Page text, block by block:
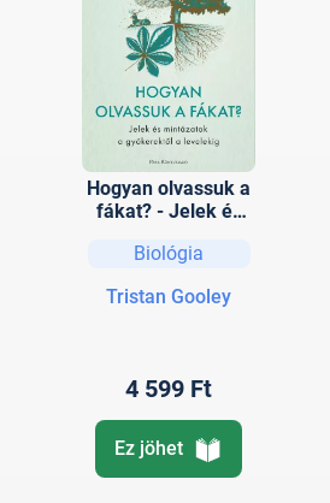
Hogyan olvassuk a
fákat? - Jelek és
gyökerektől a
Biológia
Tristan Gooley
4 599 Ft
Ez jöhet